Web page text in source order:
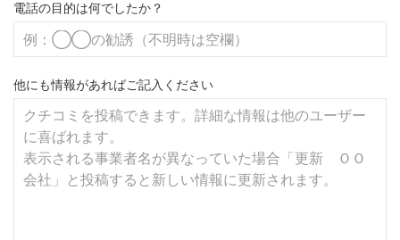
電話の目的は何でしたか？
他にも情報があればご記入ください